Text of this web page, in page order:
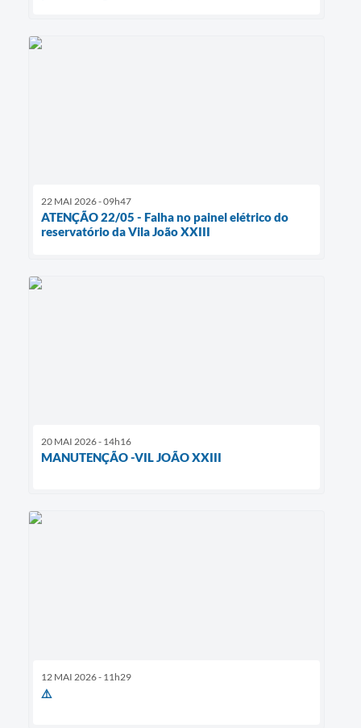
22 MAI 2026 - 09h47
ATENÇÃO 22/05 - Falha no painel elétrico do
reservatório da Vila João XXIII
20 MAI 2026 - 14h16
MANUTENÇÃO -VIL JOÃO XXIII
12 MAI 2026 - 11h29
⚠️